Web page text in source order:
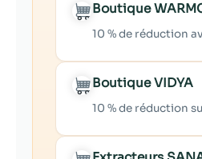
Boutique
10 % de réduction
Boutique VIDYA
10 % de réduction